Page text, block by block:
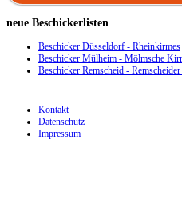
neue Beschickerlisten
Beschicker Düsseldorf - Rheinkirmes
Beschicker Mülheim - Mölmsche
Beschicker Remscheid -
Kontakt
Datenschutz
Impressum